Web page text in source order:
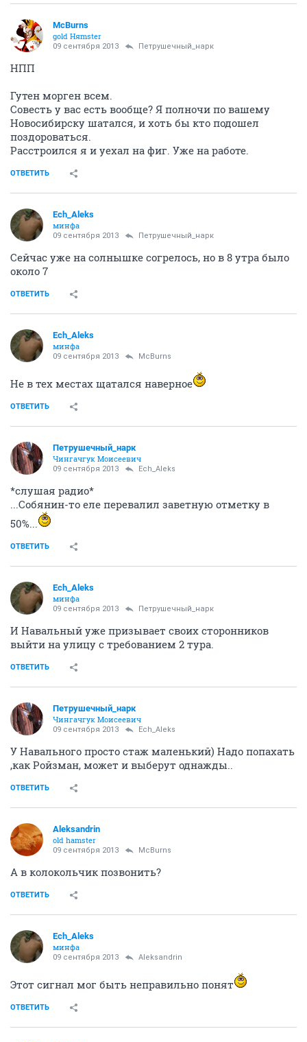
McBurns
gold Няmster
09 сентября 2013 Петрушечный_нарк
НПП
Гутен морген всем.
Совесть у вас есть вообще? Я полночи по вашему
Новосибирску шатался, и хоть бы кто подошел
поздороваться.
Расстроился я и уехал на фиг. Уже на работе.
ОТВЕТИТЬ
Ech_Aleks
минфа
09 сентября 2013 Петрушечный_нарк
Сейчас уже на солнышке согрелось, но в 8 утра было
около 7
ОТВЕТИТЬ
Ech_Aleks
минфа
09 сентября 2013 McBurns
Не в тех местах щатался наверное
ОТВЕТИТЬ
Петрушечный_нарк
Чингачгук Моисеевич
09 сентября 2013 Ech_Aleks
*слушая радио*
...Собянин-то еле перевалил заветную отметку в
50%...
ОТВЕТИТЬ
Ech_Aleks
минфа
09 сентября 2013 Петрушечный_нарк
И Навальный уже призывает своих сторонников
выйти на улицу с требованием 2 тура.
ОТВЕТИТЬ
Петрушечный_нарк
Чингачгук Моисеевич
09 сентября 2013 Ech_Aleks
У Навального просто стаж маленький) Надо попахать
,как Ройзман, может и выберут однажды..
ОТВЕТИТЬ
Aleksandrin
old hamster
09 сентября 2013 McBurns
А в колокольчик позвонить?
ОТВЕТИТЬ
Ech_Aleks
минфа
09 сентября 2013 Aleksandrin
Этот сигнал мог быть неправильно понят
ОТВЕТИТЬ